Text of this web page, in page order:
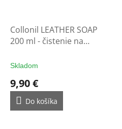
Collonil LEATHER SOAP
200 ml - čistenie na
Skladom
9,90 €
Do košíka